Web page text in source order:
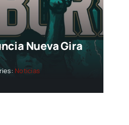
Nueva Gira
Noticias